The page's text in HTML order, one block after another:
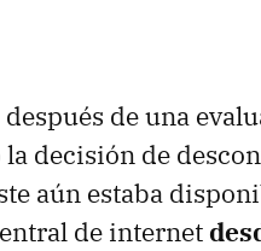
después de una
decisión de
aún estaba
de internet